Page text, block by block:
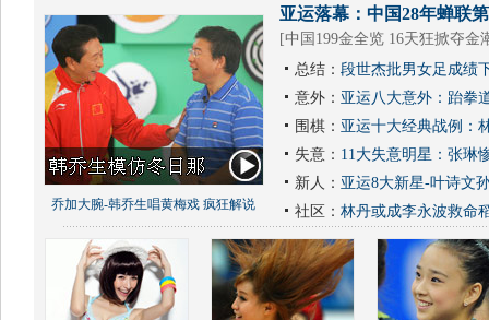
乔加大腕-韩乔生唱黄梅戏 疯狂解说
亚运落幕：中国28年蝉联
[中国199金全览 16天狂掀夺金
总结： 段世杰批男女足成绩
意外： 亚运八大意外：跆拳
围棋： 亚运十大经典战例：
失意： 11大失意明星：张琳
新人： 亚运8大新星-叶诗文
社区： 林丹或成李永波救命